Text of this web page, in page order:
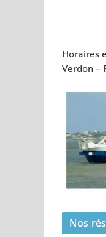
Horaires
Verdon –
Nos